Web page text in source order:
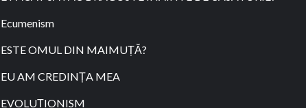
Ecumenism
ESTE OMUL DIN MAIMUȚĂ?
EU AM CREDINȚA MEA
EVOLUȚIONISM